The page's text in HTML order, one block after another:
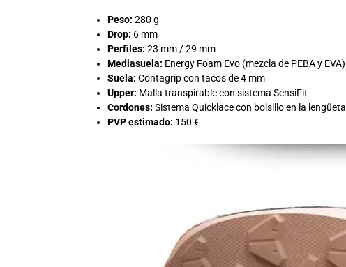
Peso: 280 g
Drop: 6 mm
Perfiles: 23 mm / 29 mm
Mediasuela: Energy Foam Evo (mezcla de PEBA y EVA)
Suela: Contagrip con tacos de 4 mm
Upper: Malla transpirable con sistema SensiFit
Cordones: Sistema Quicklace con bolsillo en la lengüeta
PVP estimado: 150 €